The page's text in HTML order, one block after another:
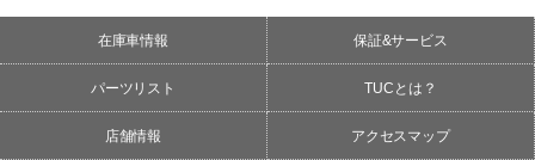
在庫車情報 保証&サービス
パーツリスト TUCとは？
店舗情報 アクセスマップ